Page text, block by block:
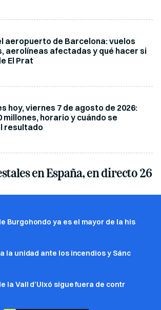
aeropuerto de Barcelona: vuelos
aerolíneas afectadas y qué hacer si
El Prat
hoy, viernes 7 de agosto de 2026:
millones, horario y cuándo se
resultado
en España, en directo 26
Burgohondo ya es el mayor de la his
a la unidad ante los incendios y Sánc
la Vall d’Uixó sigue fuera de contr